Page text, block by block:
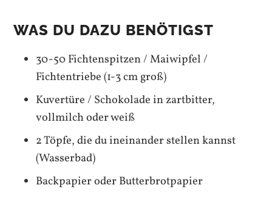
WAS DU DAZU BENÖTIGST
30-50 Fichtenspitzen / Maiwipfel /
Fichtentriebe (1-3 cm groß)
Kuvertüre / Schokolade in zartbitter,
vollmilch oder weiß
2 Töpfe, die du ineinander stellen kannst
(Wasserbad)
Backpapier oder Butterbrotpapier